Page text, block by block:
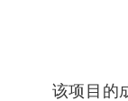
该项目的